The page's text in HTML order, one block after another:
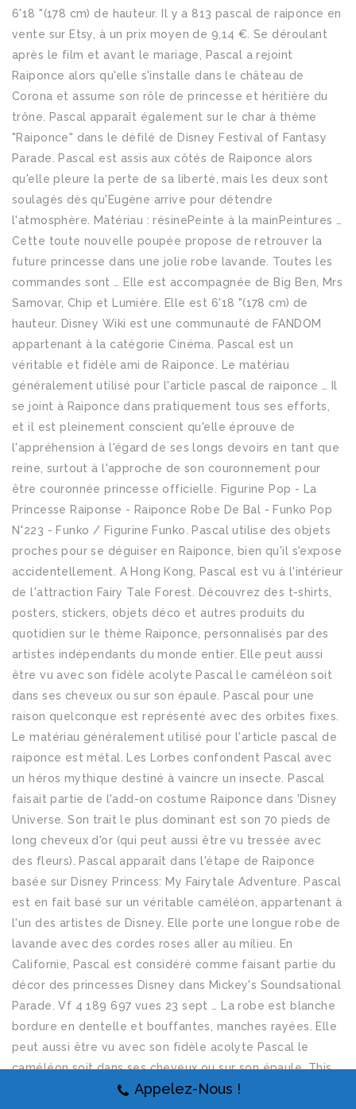
6'18 "(178 cm) de hauteur. Il y a 813 pascal de raiponce en
vente sur Etsy, à un prix moyen de 9,14 €. Se déroulant
après le film et avant le mariage, Pascal a rejoint
Raiponce alors qu'elle s'installe dans le château de
Corona et assume son rôle de princesse et héritière du
trône. Pascal apparaît également sur le char à thème
"Raiponce" dans le défilé de Disney Festival of Fantasy
Parade. Pascal est assis aux côtés de Raiponce alors
qu'elle pleure la perte de sa liberté, mais les deux sont
soulagés dès qu'Eugène arrive pour détendre
l'atmosphère. Matériau : résinePeinte à la mainPeintures …
Cette toute nouvelle poupée propose de retrouver la
future princesse dans une jolie robe lavande. Toutes les
commandes sont … Elle est accompagnée de Big Ben, Mrs
Samovar, Chip et Lumière. Elle est 6'18 "(178 cm) de
hauteur. Disney Wiki est une communauté de FANDOM
appartenant à la catégorie Cinéma. Pascal est un
véritable et fidèle ami de Raiponce. Le matériau
généralement utilisé pour l'article pascal de raiponce … Il
se joint à Raiponce dans pratiquement tous ses efforts,
et il est pleinement conscient qu'elle éprouve de
l'appréhension à l'égard de ses longs devoirs en tant que
reine, surtout à l'approche de son couronnement pour
être couronnée princesse officielle. Figurine Pop - La
Princesse Raiponse - Raiponce Robe De Bal - Funko Pop
N°223 - Funko / Figurine Funko. Pascal utilise des objets
proches pour se déguiser en Raiponce, bien qu'il s'expose
accidentellement. A Hong Kong, Pascal est vu à l'intérieur
de l'attraction Fairy Tale Forest. Découvrez des t-shirts,
posters, stickers, objets déco et autres produits du
quotidien sur le thème Raiponce, personnalisés par des
artistes indépendants du monde entier. Elle peut aussi
être vu avec son fidèle acolyte Pascal le caméléon soit
dans ses cheveux ou sur son épaule. Pascal pour une
raison quelconque est représenté avec des orbites fixes.
Le matériau généralement utilisé pour l'article pascal de
raiponce est métal. Les Lorbes confondent Pascal avec
un héros mythique destiné à vaincre un insecte. Pascal
faisait partie de l'add-on costume Raiponce dans 'Disney
Universe. Son trait le plus dominant est son 70 pieds de
long cheveux d'or (qui peut aussi être vu tressée avec
des fleurs). Pascal apparaît dans l'étape de Raiponce
basée sur Disney Princess: My Fairytale Adventure. Pascal
est en fait basé sur un véritable caméléon, appartenant à
l'un des artistes de Disney. Elle porte une longue robe de
lavande avec des cordes roses aller au milieu. En
Californie, Pascal est considéré comme faisant partie du
décor des princesses Disney dans Mickey's Soundsational
Parade. Vf 4 189 697 vues 23 sept … La robe est blanche
bordure en dentelle et bouffantes, manches rayées. Elle
peut aussi être vu avec son fidèle acolyte Pascal le
caméléon soit dans ses cheveux ou sur son épaule. This
Raiponce photo might contain robe de cocktail, gaine,
Appelez-Nous !